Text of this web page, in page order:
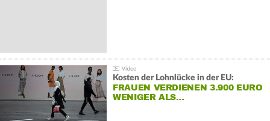
Kosten der Lohnlücke in der EU:
FRAUEN VERDIENEN 3.900 EURO
WENIGER ALS…